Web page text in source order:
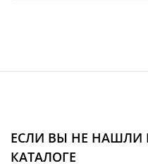
ЕСЛИ ВЫ НЕ НАШЛИ
КАТАЛОГЕ